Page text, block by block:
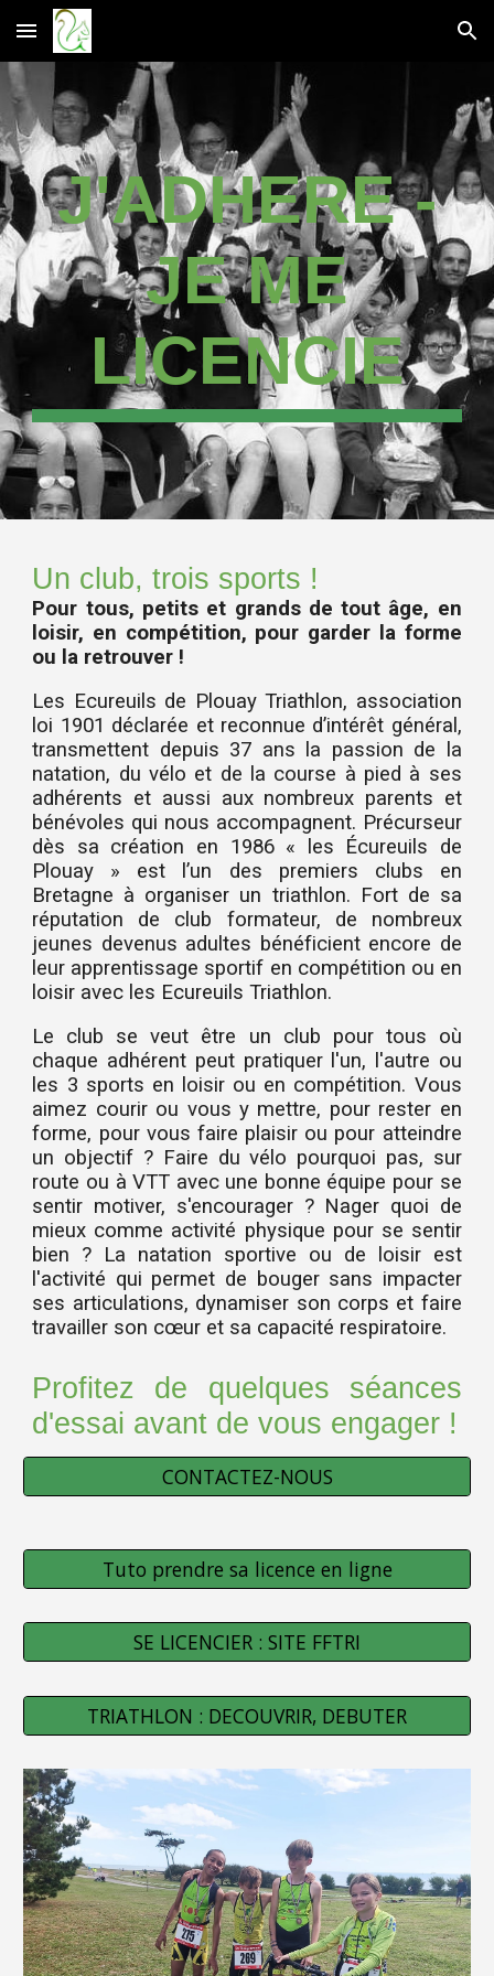
Skip to main content Skip to navigation
J'ADHERE -
JE ME
LICENCIE
Un club, trois sports !
Pour tous, petits et grands de tout âge, en
loisir, en compétition, pour garder la forme
ou la retrouver !
Les Ecureuils de Plouay Triathlon, association
loi 1901 déclarée et reconnue d’intérêt général,
transmettent depuis 37 ans la passion de la
natation, du vélo et de la course à pied à ses
adhérents et aussi aux nombreux parents et
bénévoles qui nous accompagnent. Précurseur
dès sa création en 1986 « les Écureuils de
Plouay » est l’un des premiers clubs en
Bretagne à organiser un triathlon. Fort de sa
réputation de club formateur, de nombreux
jeunes devenus adultes bénéficient encore de
leur apprentissage sportif en compétition ou en
loisir avec les Ecureuils Triathlon.
Le club se veut être un club pour tous où
chaque adhérent peut pratiquer l'un, l'autre ou
les 3 sports en loisir ou en compétition. Vous
aimez courir ou vous y mettre, pour rester en
forme, pour vous faire plaisir ou pour atteindre
un objectif ? Faire du vélo pourquoi pas, sur
route ou à VTT avec une bonne équipe pour se
sentir motiver, s'encourager ? Nager quoi de
mieux comme activité physique pour se sentir
bien ? La natation sportive ou de loisir est
l'activité qui permet de bouger sans impacter
ses articulations, dynamiser son corps et faire
travailler son cœur et sa capacité respiratoire.
Profitez de quelques séances
d'essai avant de vous engager !
CONTACTEZ-NOUS
Tuto prendre sa licence en ligne
SE LICENCIER : SITE FFTRI
TRIATHLON : DECOUVRIR, DEBUTER